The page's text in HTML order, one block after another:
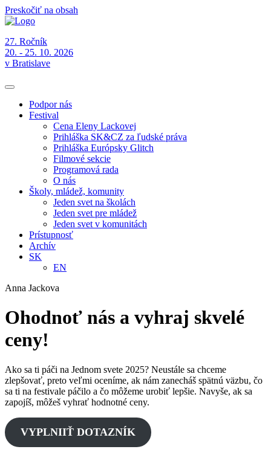
Preskočiť na obsah
27. Ročník
20. - 25. 10. 2026
v Bratislave
Podpor nás
Festival
Cena Eleny Lackovej
Prihláška SK&CZ za ľudské práva
Prihláška Európsky Glitch
Filmové sekcie
Programová rada
O nás
Školy, mládež, komunity
Jeden svet na školách
Jeden svet pre mládež
Jeden svet v komunitách
Prístupnosť
Archív
SK
EN
Anna Jackova
Ohodnoť nás a vyhraj skvelé
ceny!
Ako sa ti páči na Jednom svete 2025? Neustále sa chceme
zlepšovať, preto veľmi oceníme, ak nám zanecháš spätnú väzbu, čo
sa ti na festivale páčilo a čo môžeme urobiť lepšie. Navyše, ak sa
zapojíš, môžeš vyhrať hodnotné ceny.
VYPLNIIŤ DOTAZNÍK